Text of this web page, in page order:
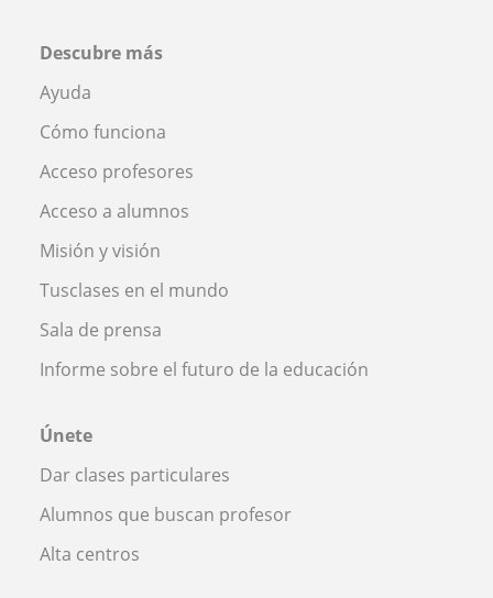
Descubre más
Ayuda
Cómo funciona
Acceso profesores
Acceso a alumnos
Misión y visión
Tusclases en el mundo
Sala de prensa
Informe sobre el futuro de la educación
Únete
Dar clases particulares
Alumnos que buscan profesor
Alta centros